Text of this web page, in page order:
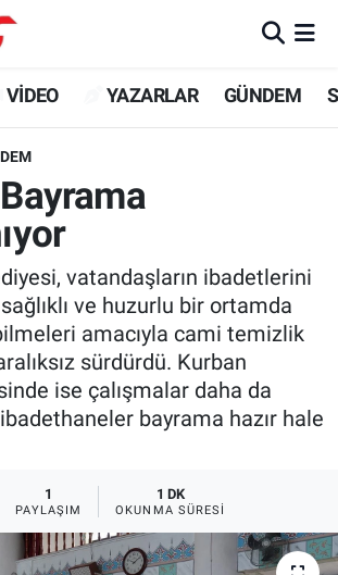
VİDEO YAZARLAR GÜNDEM
vatandaşların ibadetlerini
ve huzurlu bir ortamda
amacıyla cami temizlik
sürdürdü. Kurban
ise çalışmalar daha da
ibadethaneler bayrama hazır hale
1
PAYLAŞIM
1 DK
OKUNMA SÜRESI
Eczaneler
Yoğunluk Haritası
Durumu ve Fikstür
Haberleri